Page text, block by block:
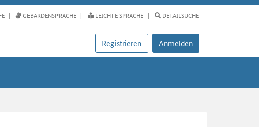
GEBÄRDENSPRACHE LEICHTE SPRACHE DETAILSUCHE
Registrieren Anmelden